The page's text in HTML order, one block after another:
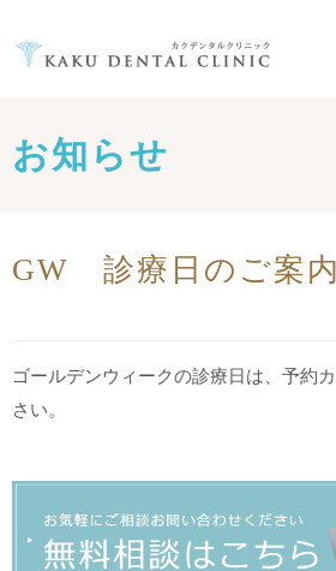
お知らせ
GW 診療日のご案内
ゴールデンウィークの診療日は、予約
さい。